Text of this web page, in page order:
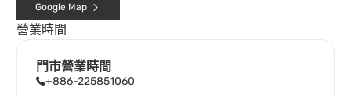
Google Map
營業時間
門市營業時間
+886-225851060